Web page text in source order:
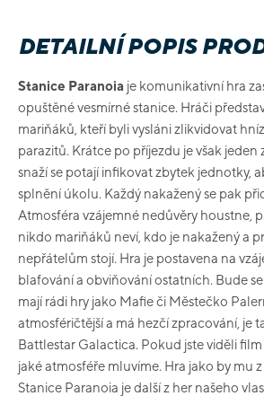
DETAILNÍ POPIS
Stanice Paranoia je komunikativní hra
opuštěné vesmírné stanice. Hráči
mariňáků, kteří byli vysláni zlikvidovat
parazitů. Krátce po příjezdu je však jeden
snaží se potají infikovat zbytek jednotky,
splnění úkolu. Každý nakažený se pak
Atmosféra vzájemné nedůvěry houstne,
nikdo mariňáků neví, kdo je nakažený a
nepřátelům stojí. Hra je postavena na
blafování a obviňování ostatních. Bude
mají rádi hry jako Mafie či Městečko
atmosféričtější a má hezčí zpracování, je
Battlestar Galactica. Pokud jste viděli film
jaké atmosféře mluvíme. Hra jako by mu
Stanice Paranoia je další z her našeho